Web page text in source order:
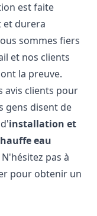
est faite
et durera
sommes fiers
et nos clients
la preuve.
avis clients pour
gens disent de
installation et
eau
N'hésitez pas à
pour obtenir un